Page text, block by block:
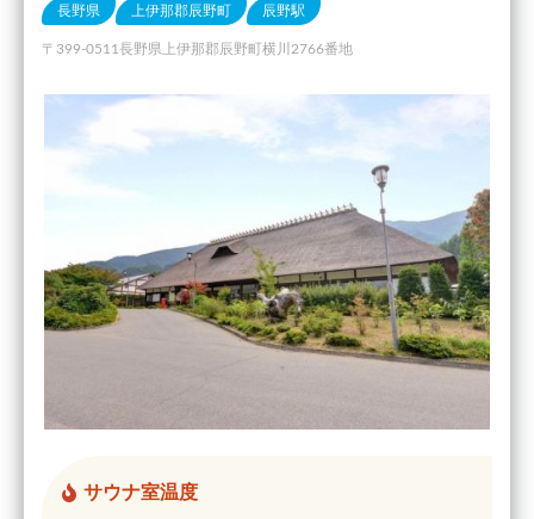
長野県 上伊那郡辰野町 辰野駅
〒399-0511長野県上伊那郡辰野町横川2766番地
サウナ室温度